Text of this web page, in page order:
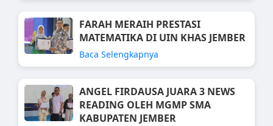
FARAH MERAIH PRESTASI
MATEMATIKA DI UIN KHAS JEMBER
Baca Selengkapnya
ANGEL FIRDAUSA JUARA 3 NEWS
READING OLEH MGMP SMA
KABUPATEN JEMBER